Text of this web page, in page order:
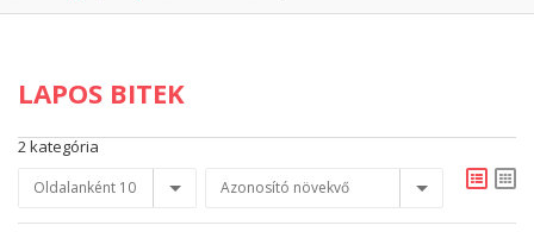
LAPOS BITEK
2 kategória
Oldalanként 10 Azonosító növekvő